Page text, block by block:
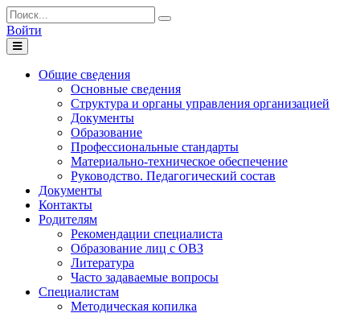
Войти
Toggle
navigation
Общие сведения
Основные сведения
Структура и органы управления организацией
Документы
Образование
Профессиональные стандарты
Материально-техническое обеспечение
Руководство. Педагогический состав
Документы
Контакты
Родителям
Рекомендации специалиста
Образование лиц с ОВЗ
Литература
Часто задаваемые вопросы
Специалистам
Методическая копилка